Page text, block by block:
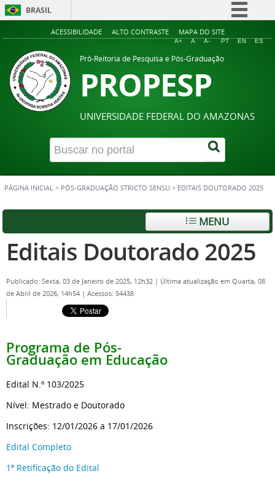
BRASIL
Simplifique!
Acesso à informação
ACESSIBILIDADE ALTO CONTRASTE MAPA DO SITE
A+ A A- PT EN ES
Pró-Reitoria de Pesquisa e Pós-Graduação
PROPESP
UNIVERSIDADE FEDERAL DO AMAZONAS
PÁGINA INICIAL > PÓS-GRADUAÇÃO STRICTO SENSU > EDITAIS DOUTORADO 2025
MENU
Editais Doutorado 2025
Publicado: Sexta, 03 de Janeiro de 2025, 12h32 | Última atualização em Quarta, 08
de Abril de 2026, 14h54 | Acessos: 54438
Programa de Pós-
Graduação em Educação
Edital N.º 103/2025
Nível: Mestrado e Doutorado
Inscrições: 12/01/2026 a 17/01/2026
Edital Completo
1ª Retificação do Edital